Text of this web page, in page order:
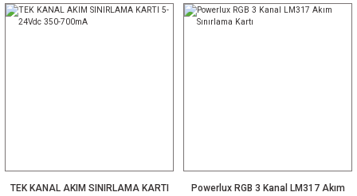
TEK KANAL AKIM SINIRLAMA KARTI
Powerlux RGB 3 Kanal LM317 Akım